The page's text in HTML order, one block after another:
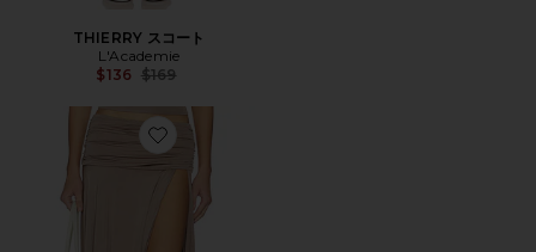
THIERRY スコート
L'Academie
$136 Previous price:
$169
Favorite NIYA スカート